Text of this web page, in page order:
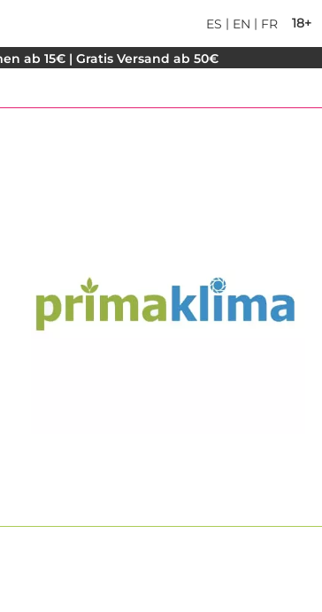
18+
ES | EN | FR
ab 15€ | Gratis Versand ab 50€